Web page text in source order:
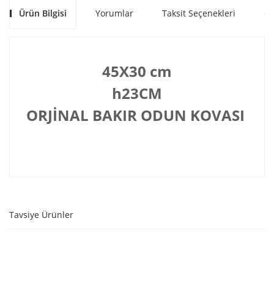
Ürün Bilgisi Yorumlar Taksit Seçenekleri
45X30 cm
h23CM
ORJİNAL BAKIR ODUN KOVASI
Tavsiye Ürünler